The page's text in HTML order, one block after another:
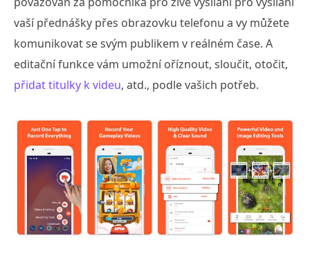
vaší přednášky přes obrazovku telefonu a vy můžete
komunikovat se svým publikem v reálném čase. A
editační funkce vám umožní oříznout, sloučit, otočit,
přidat titulky k videu, atd., podle vašich potřeb.